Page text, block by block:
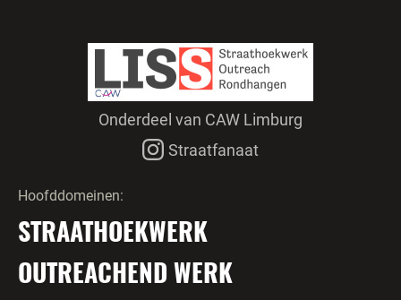
Hoofddomeinen:
STRAATHOEKWERK
OUTREACHEND WERK
Onderdeel van CAW Limburg
Straatfanaat